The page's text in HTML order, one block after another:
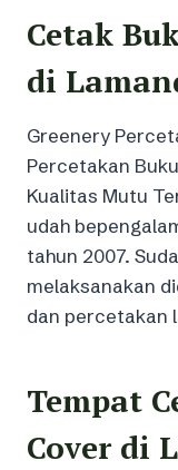
Cetak
di
Greenery
Percetakan
Kualitas Mutu
udah
tahun 2007.
melaksanakan
dan percetakan
Tempat
Cover di